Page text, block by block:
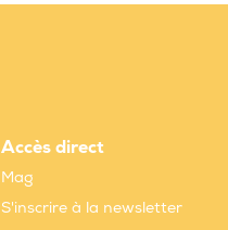
Accès direct
Mag
S'inscrire à la newsletter